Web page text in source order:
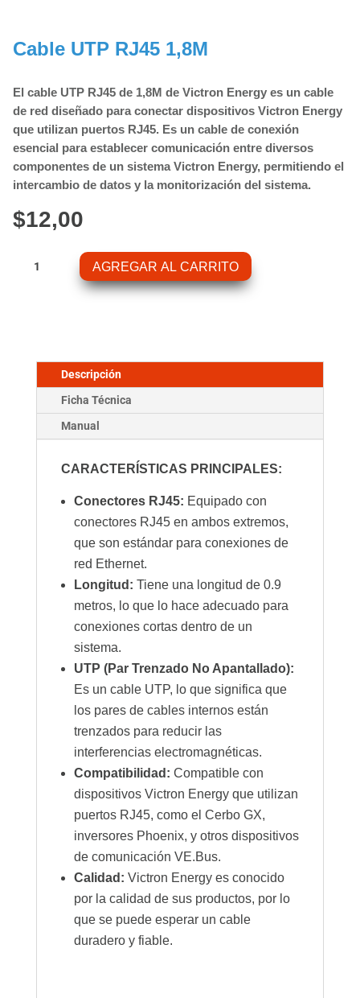
Cable UTP RJ45 1,8M
El cable UTP RJ45 de 1,8M de Victron Energy es un cable
de red diseñado para conectar dispositivos Victron Energy
que utilizan puertos RJ45. Es un cable de conexión
esencial para establecer comunicación entre diversos
componentes de un sistema Victron Energy, permitiendo el
intercambio de datos y la monitorización del sistema.
$12,00
AGREGAR AL CARRITO
Descripción
Ficha Técnica
Manual
CARACTERÍSTICAS PRINCIPALES:
Conectores RJ45: Equipado con
conectores RJ45 en ambos extremos,
que son estándar para conexiones de
red Ethernet.
Longitud: Tiene una longitud de 0.9
metros, lo que lo hace adecuado para
conexiones cortas dentro de un
sistema.
UTP (Par Trenzado No Apantallado):
Es un cable UTP, lo que significa que
los pares de cables internos están
trenzados para reducir las
interferencias electromagnéticas.
Compatibilidad: Compatible con
dispositivos Victron Energy que utilizan
puertos RJ45, como el Cerbo GX,
inversores Phoenix, y otros dispositivos
de comunicación VE.Bus.
Calidad: Victron Energy es conocido
por la calidad de sus productos, por lo
que se puede esperar un cable
duradero y fiable.